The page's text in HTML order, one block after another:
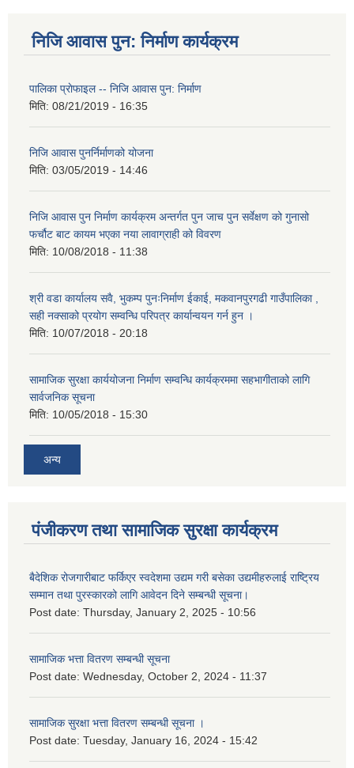
निजि आवास पुन: निर्माण कार्यक्रम
पालिका प्राेफाइल -- निजि आवास पुन: निर्माण
मिति: 08/21/2019 - 16:35
निजि आवास पुनर्निर्माणको योजना
मिति: 03/05/2019 - 14:46
निजि आवास पुन निर्माण कार्यक्रम अन्तर्गत पुन जाच पुन सर्वेक्षण को गुनासो
फर्चौट बाट कायम भएका नया लावाग्राही को विवरण
मिति: 10/08/2018 - 11:38
श्री वडा कार्यालय सवै, भुकम्प पुनःनिर्माण ईकाई, मकवानपुरगढी गाउँपालिका ,
सही नक्साको प्रयोग सम्वन्धि परिपत्र कार्यान्वयन गर्न हुन ।
मिति: 10/07/2018 - 20:18
सामाजिक सुरक्षा कार्ययोजना निर्माण सम्वन्धि कार्यक्रममा सहभागीताको लागि
सार्वजनिक सूचना
मिति: 10/05/2018 - 15:30
अन्य
पंजीकरण तथा सामाजिक सुरक्षा कार्यक्रम
बैदेशिक रोजगारीबाट फर्किएर स्वदेशमा उद्यम गरी बसेका उद्यमीहरुलाई राष्‍ट्रिय
सम्मान तथा पुरस्कारको लागि आवेदन दिने सम्बन्धी सूचना।
Post date: Thursday, January 2, 2025 - 10:56
सामाजिक भत्ता वितरण सम्बन्धी सूचना
Post date: Wednesday, October 2, 2024 - 11:37
सामाजिक सुरक्षा भत्ता वितरण सम्बन्धी सूचना ।
Post date: Tuesday, January 16, 2024 - 15:42